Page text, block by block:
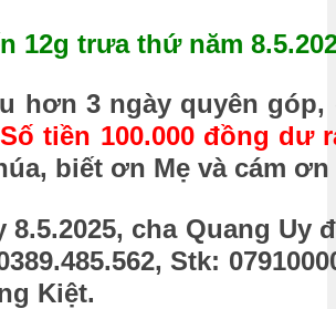
12g trưa thứ năm
hơn 3 ngày quyên
Số tiền 100.000 đồng dư
biết ơn Mẹ và cám
8.5.2025, cha Quang
Stk:
Kiệt.